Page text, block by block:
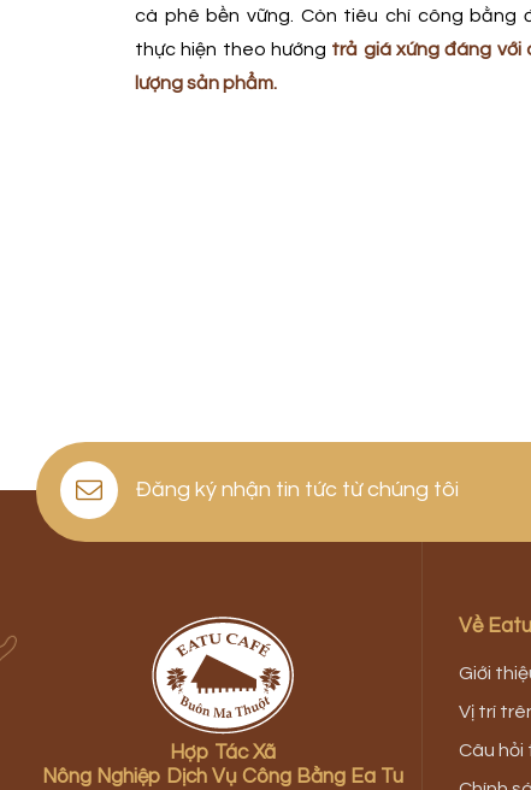
cà phê bền vững. Còn tiêu chí công bằng
thực hiện theo hướng trả giá xứng đáng với
lượng sản phẩm.
Đăng ký nhận tin tức từ chúng tôi
Hợp Tác Xã
Nông Nghiệp Dịch Vụ Công Bằng Ea Tu
Về
Giới
Vị trí
Câu hỏi